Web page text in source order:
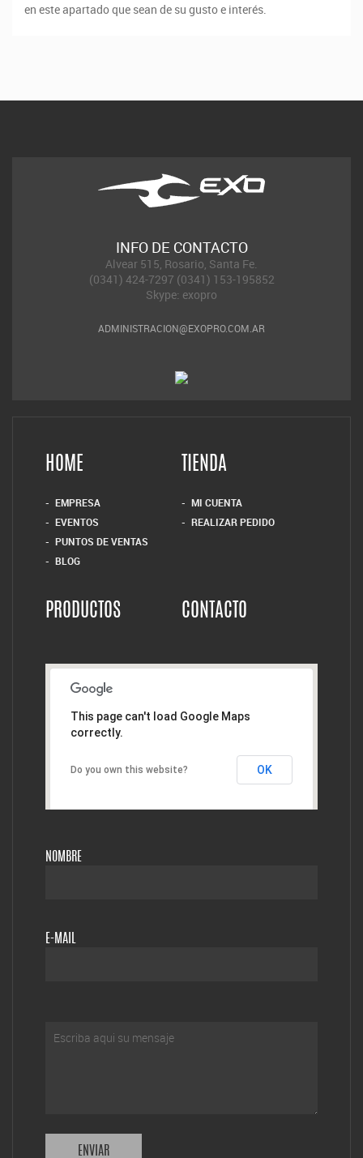
en este apartado que sean de su gusto e interés.
INFO DE CONTACTO
Alvear 515, Rosario, Santa Fe.
(0341) 424-7297 (0341) 153-195852
Skype: exopro
ADMINISTRACION@EXOPRO.COM.AR
HOME
EMPRESA
EVENTOS
PUNTOS DE VENTAS
BLOG
TIENDA
MI CUENTA
REALIZAR PEDIDO
PRODUCTOS CONTACTO
This page can't load Google Maps
correctly.
Do you own this website? OK
NOMBRE
E-MAIL